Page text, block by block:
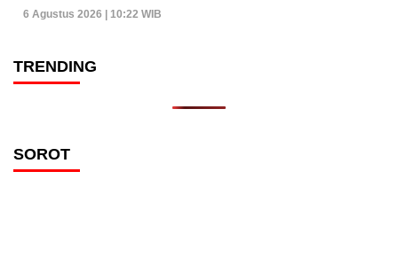
6 Agustus 2026 | 10:22 WIB
TRENDING
SOROT